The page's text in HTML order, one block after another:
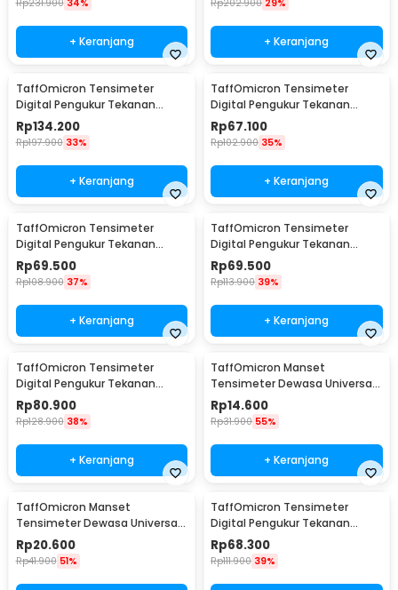
Rp231.900 34%
+ Keranjang
Rp202.900 29%
+ Keranjang
TaffOmicron Tensimeter
Digital Pengukur Tekanan
Darah Wrist Monitor Bahasa
Indonesia - RZ-204
Rp134.200
Rp197.900 33%
+ Keranjang
TaffOmicron Tensimeter
Digital Pengukur Tekanan
Darah Dual Power - BW-3205
Rp67.100
Rp102.900 35%
+ Keranjang
TaffOmicron Tensimeter
Digital Pengukur Tekanan
Darah English Voice - A01
Rp69.500
Rp108.900 37%
+ Keranjang
TaffOmicron Tensimeter
Digital Pengukur Tekanan
Darah Dual Power without
Voice - BW-750
Rp69.500
Rp113.900 39%
+ Keranjang
TaffOmicron Tensimeter
Digital Pengukur Tekanan
Darah Dual Power with Voice -
BW-750
Rp80.900
Rp128.900 38%
+ Keranjang
TaffOmicron Manset
Tensimeter Dewasa Universal
Arm Cuff Replacement 22-
32cm - B02
Rp14.600
Rp31.900 55%
+ Keranjang
TaffOmicron Manset
Tensimeter Dewasa Universal
Arm Cuff Replacement 22-
48cm - B02
Rp20.600
Rp41.900 51%
TaffOmicron Tensimeter
Digital Pengukur Tekanan
Darah Indonesia Voice - BW-
3205
Rp68.300
Rp111.900 39%